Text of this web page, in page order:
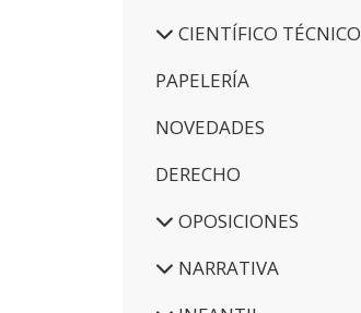
CIENTÍFICO TÉCNICO
PAPELERÍA
NOVEDADES
DERECHO
OPOSICIONES
NARRATIVA